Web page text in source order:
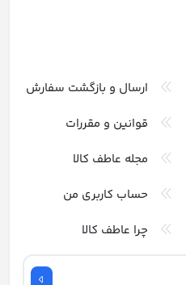
ارسال و بازگشت سفارش
قوانین و مقررات
مجله عاطف کالا
حساب کاربری من
چرا عاطف کالا